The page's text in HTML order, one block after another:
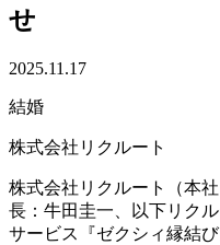
せ
2025.11.17
結婚
株式会社リクルート
株式会社リクルート（本
長：牛田圭一、以下リク
サービス『ゼクシィ縁結